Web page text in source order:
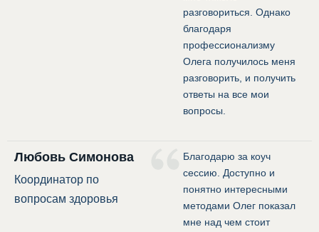
разговориться. Однако
благодаря
профессионализму
Олега получилось меня
разговорить, и получить
ответы на все мои
вопросы.
Любовь Симонова
Координатор по
вопросам здоровья
Благодарю за коуч
сессию. Доступно и
понятно интересными
методами Олег показал
мне над чем стоит